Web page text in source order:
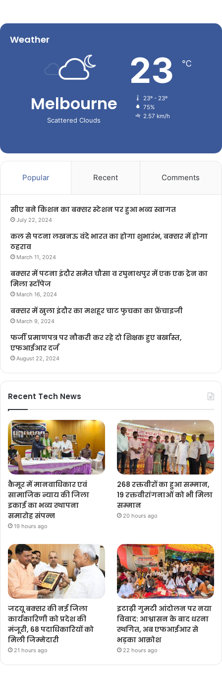
Weather
Melbourne
Scattered Clouds
23 ℃
23º - 23º
75%
2.57 km/h
Popular Recent Comments
सीए बने किशन का बक्सर स्टेशन पर हुआ भव्य स्वागत
July 22, 2024
कल से पटना लखनऊ वंदे भारत का होगा शुभारंभ, बक्सर में होगा
ठहराव
March 11, 2024
बक्सर में पटना इंदौर समेत चौसा व रघुनाथपुर में एक एक ट्रेन का
मिला स्टॉपेज
March 16, 2024
बक्सर में खुला इंदौर का मशहूर चाट फुचका का फ्रेंचाइजी
March 9, 2024
फर्जी प्रमाणपत्र पर नौकरी कर रहे दो शिक्षक हुए बर्खास्त,
एफआईआर दर्ज
August 22, 2024
Recent Tech News
कैमूर में मानवाधिकार एवं
सामाजिक न्याय की जिला
इकाई का भव्य स्थापना
समारोह संपन्न
19 hours ago
268 रक्तवीरों का हुआ सम्मान,
19 रक्तवीरांगनाओं को भी मिला
सम्मान
20 hours ago
जदयू बक्सर की नई जिला
कार्यकारिणी को प्रदेश की
मंजूरी, 68 पदाधिकारियों को
मिली जिम्मेदारी
21 hours ago
इटाढ़ी गुमटी आंदोलन पर नया
विवाद: आश्वासन के बाद धरना
स्थगित, अब एफआईआर से
भड़का आक्रोश
22 hours ago